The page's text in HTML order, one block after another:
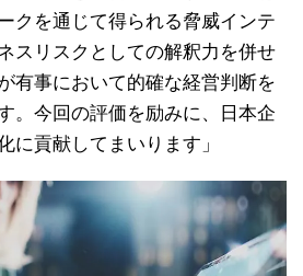
クを通じて得られる脅威インテ
スリスクとしての解釈力を併せ
有事において的確な経営判断を
。今回の評価を励みに、日本企
に貢献してまいります」